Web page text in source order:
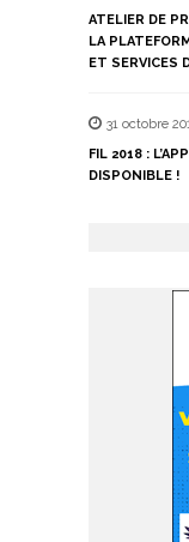
ATELIER DE
LA
ET SERVICES
31 octobre
FIL 2018 :
DISPONIBLE !